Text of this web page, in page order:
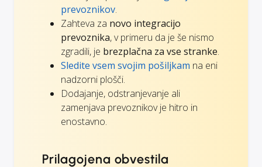
prevoznikov.
Zahteva za novo integracijo
prevoznika, v primeru da je še nismo
zgradili, je brezplačna za vse stranke.
Sledite vsem svojim pošiljkam na eni
nadzorni plošči.
Dodajanje, odstranjevanje ali
zamenjava prevoznikov je hitro in
enostavno.
Prilagojena obvestila